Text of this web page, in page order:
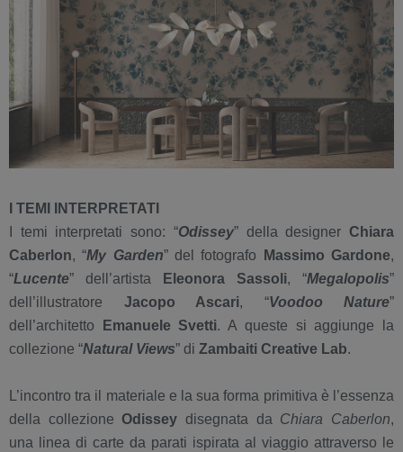
I TEMI INTERPRETATI
I temi interpretati sono: “Odissey” della designerChiara
Caberlon, “My Garden” del fotografo Massimo Gardone,
“Lucente” dell’artista Eleonora Sassoli, “Megalopolis”
dell’illustratore Jacopo Ascari, “Voodoo Nature”
dell’architetto
Emanuele Svetti. A queste si aggiunge la
collezione “Natural Views” di Zambaiti Creative Lab.
L’incontro tra il materiale e la sua forma primitiva è l’essenza
della collezioneOdisseydisegnata da Chiara Caberlon,
una linea di carte da parati ispirata al viaggio attraverso le